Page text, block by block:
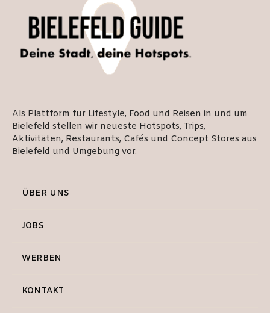
Als Plattform für Lifestyle, Food und Reisen in und um
Bielefeld stellen wir neueste Hotspots, Trips,
Aktivitäten, Restaurants, Cafés und Concept Stores aus
Bielefeld und Umgebung vor.
ÜBER UNS
JOBS
WERBEN
KONTAKT